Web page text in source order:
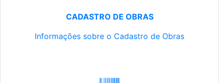
CADASTRO DE OBRAS
Informações sobre o Cadastro de Obras